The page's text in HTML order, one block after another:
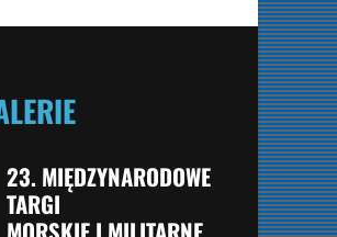
23. MIĘDZYNARODOWE
TARGI